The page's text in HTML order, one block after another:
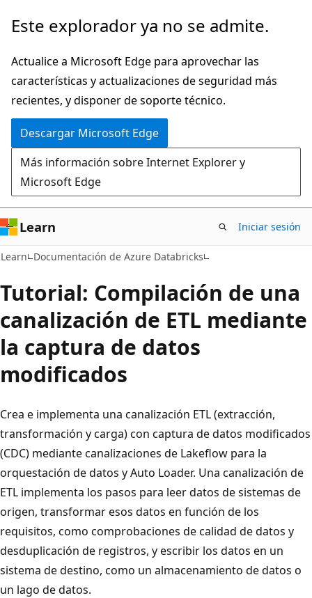
Ir
contenido
principal
Este explorador ya no se admite.
Actualice a Microsoft Edge para aprovechar las
características y actualizaciones de seguridad más
recientes, y disponer de soporte técnico.
Descargar Microsoft Edge
Más información sobre Internet Explorer y
Microsoft Edge
Learn Iniciar sesión
Learn Documentación de Azure Databricks
Tutorial: Compilación de una
canalización de ETL mediante
la captura de datos
modificados
Crea e implementa una canalización ETL (extracción,
transformación y carga) con captura de datos modificados
(CDC) mediante canalizaciones de Lakeflow para la
orquestación de datos y Auto Loader. Una canalización de
ETL implementa los pasos para leer datos de sistemas de
origen, transformar esos datos en función de los
requisitos, como comprobaciones de calidad de datos y
desduplicación de registros, y escribir los datos en un
sistema de destino, como un almacenamiento de datos o
un lago de datos.